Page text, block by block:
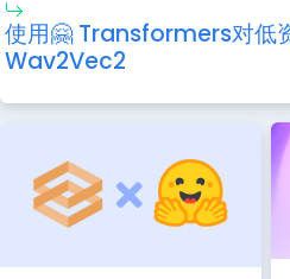
使用🤗 Transformers对低
Wav2Vec2